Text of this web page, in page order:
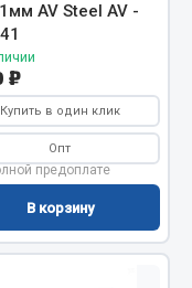
AV Steel AV -
₽
Купить в один клик
Опт
предоплате
В корзину